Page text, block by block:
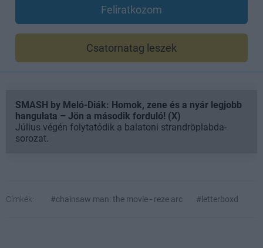
Feliratkozom
Csatornatag leszek
SMASH by Meló-Diák: Homok, zene és a nyár legjobb
hangulata – Jön a második forduló! (X)
Július végén folytatódik a balatoni strandröplabda-
sorozat.
Címkék: #chainsaw man: the movie - reze arc #letterboxd